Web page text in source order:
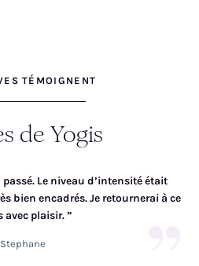
TÉMOIGNENT
de Yogis
passé. Le niveau d’intensité était
bien encadrés. Je retournerai à ce
avec plaisir.”
Stephane